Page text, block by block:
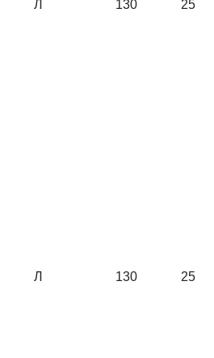
Л 130 25
Л 130 25